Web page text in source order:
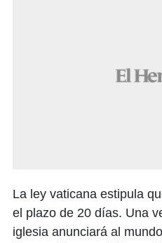
La ley vaticana estipula
el plazo de 20 días. Una
iglesia anunciará al